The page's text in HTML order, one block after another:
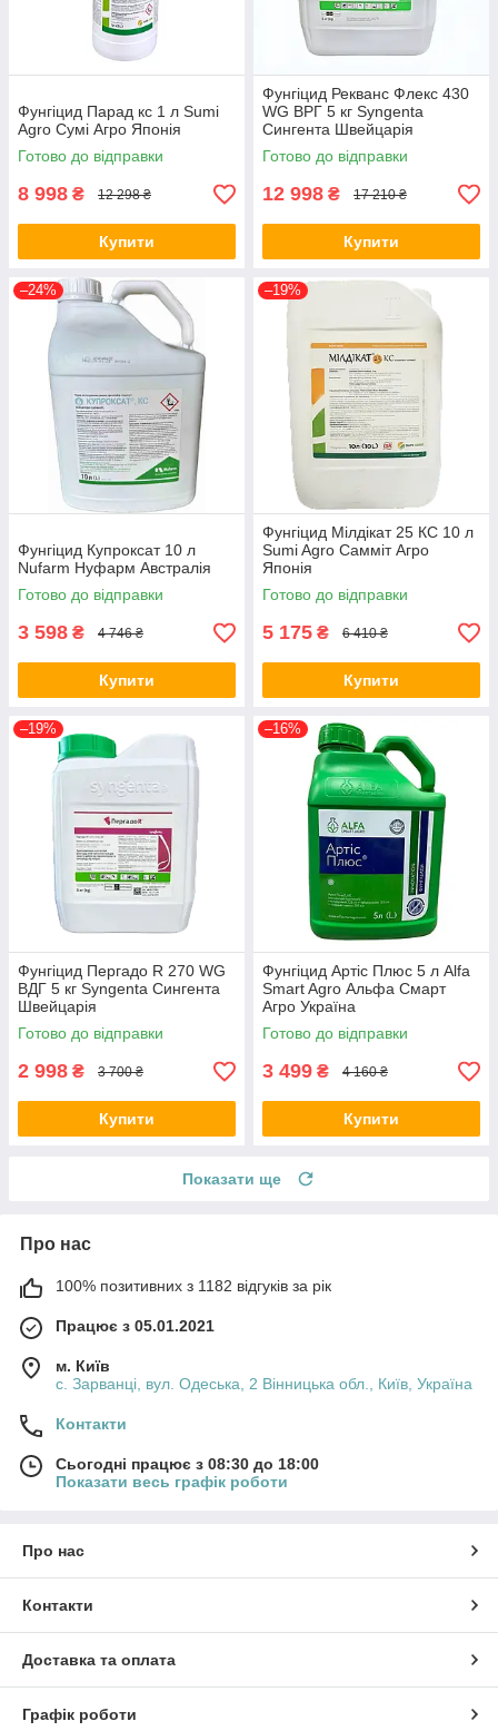
Фунгіцид Парад кс 1 л Sumi
Agro Сумі Агро Японія
Готово до відправки
8 998 ₴ 12 298 ₴
Купити
Фунгіцид Рекванс Флекс 430
WG ВРГ 5 кг Syngenta
Сингента Швейцарія
Готово до відправки
12 998 ₴ 17 210 ₴
Купити
–24%
Фунгіцид Купроксат 10 л
Nufarm Нуфарм Австралія
Готово до відправки
3 598 ₴ 4 746 ₴
Купити
–19%
Фунгіцид Мілдікат 25 КС 10 л
Sumi Agro Самміт Агро
Японія
Готово до відправки
5 175 ₴ 6 410 ₴
Купити
–19%
Фунгіцид Пергадо R 270 WG
ВДГ 5 кг Syngenta Сингента
Швейцарія
Готово до відправки
2 998 ₴ 3 700 ₴
Купити
–16%
Фунгіцид Артіс Плюс 5 л Alfa
Smart Agro Альфа Смарт
Агро Україна
Готово до відправки
3 499 ₴ 4 160 ₴
Купити
Показати ще
Про нас
100% позитивних з 1182 відгуків за рік
Працює з 05.01.2021
м. Київ
с. Зарванці, вул. Одеська, 2 Вінницька обл., Київ, Україна
Контакти
Сьогодні працює з 08:30 до 18:00
Показати весь графік роботи
Про нас
Контакти
Доставка та оплата
Графік роботи